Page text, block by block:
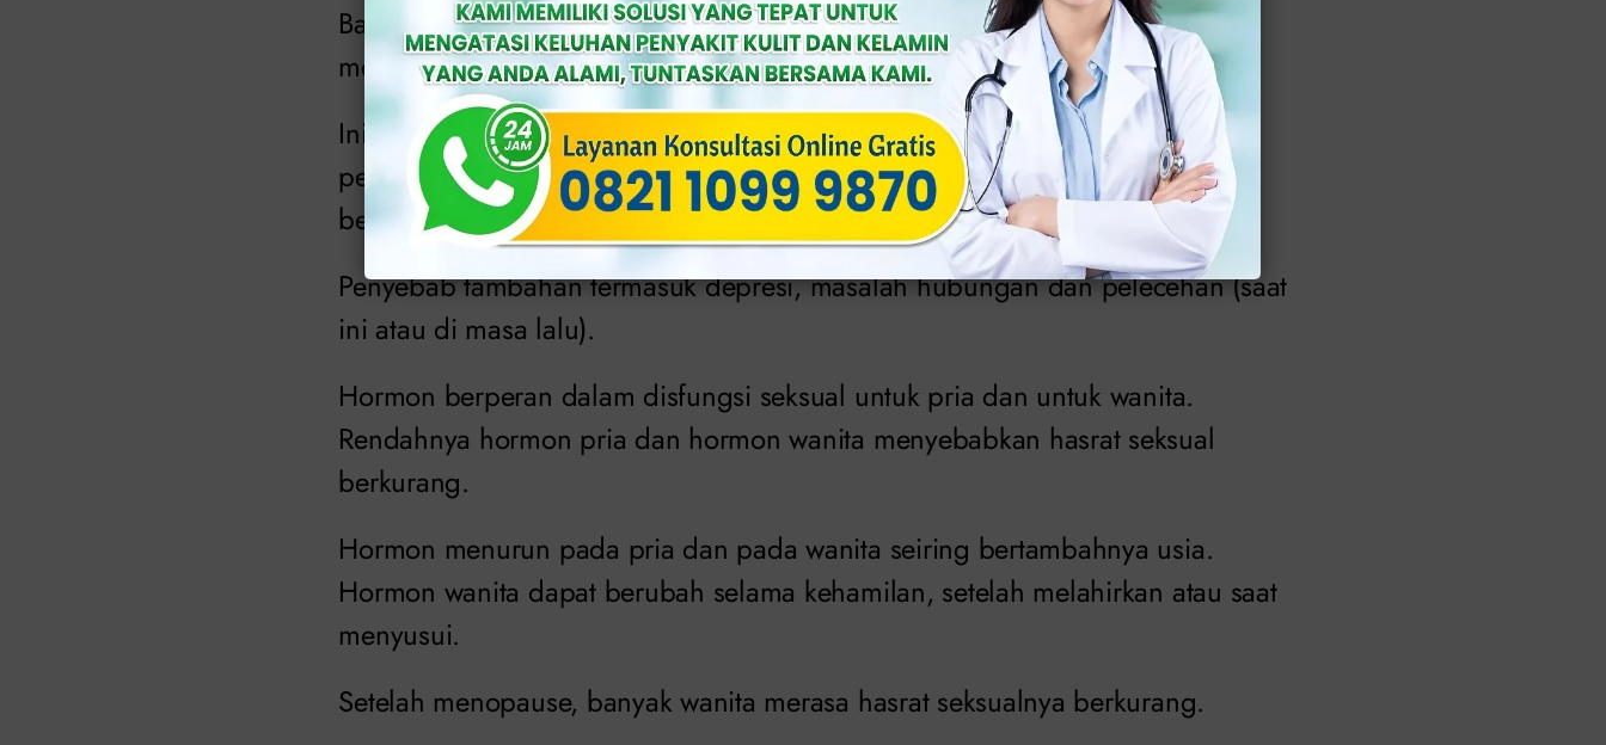
Bagaimana pencegahan disfungsi seksual? Banyak hal yang dapat
menyebabkan masalah dalam kehidupan seksual.
Ini termasuk obat-obatan tertentu (kontrol kelahiran oral dan kemoterapi),
penyakit diabetes, penyakit tekanan darah tinggi, penggunaan alkohol
berlebihan atau infeksi vagina sertainfeksi saluran kemih.
Penyebab tambahan termasuk depresi, masalah hubungan dan pelecehan (saat
ini atau di masa lalu).
Hormon berperan dalam disfungsi seksual untuk pria dan untuk wanita.
Rendahnya hormon pria dan hormon wanita menyebabkan hasrat seksual
berkurang.
Hormon menurun pada pria dan pada wanita seiring bertambahnya usia.
Hormon wanita dapat berubah selama kehamilan, setelah melahirkan atau saat
menyusui.
Setelah menopause, banyak wanita merasa hasrat seksualnya berkurang.